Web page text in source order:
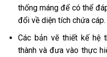
thống máng để có thể
đổi về diện tích chứa cáp.
Các bản vẽ thiết kế hệ
thành và đưa vào thực